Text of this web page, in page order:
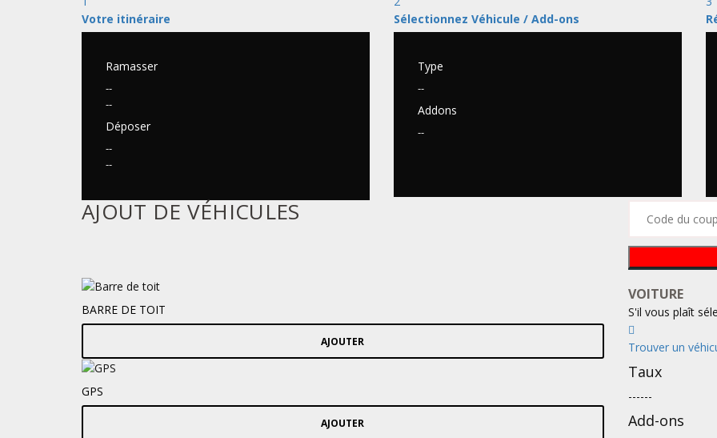
Votre itinéraire
Ramasser
--
--
Déposer
--
--
Sélectionnez Véhicule / Add-ons
Type
--
Addons
--
AJOUT DE VÉHICULES
BARRE DE TOIT
AJOUTER
GPS
AJOUTER
VOITURE
S'il vous plaît
Trouver un
Taux
------
Add-ons